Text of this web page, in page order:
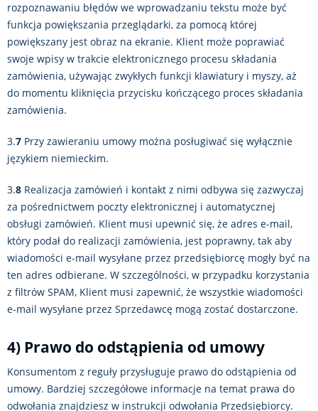
rozpoznawaniu błędów we wprowadzaniu tekstu może być
funkcja powiększania przeglądarki, za pomocą której
powiększany jest obraz na ekranie. Klient może poprawiać
swoje wpisy w trakcie elektronicznego procesu składania
zamówienia, używając zwykłych funkcji klawiatury i myszy, aż
do momentu kliknięcia przycisku kończącego proces składania
zamówienia.
3.7 Przy zawieraniu umowy można posługiwać się wyłącznie
językiem niemieckim.
3.8 Realizacja zamówień i kontakt z nimi odbywa się zazwyczaj
za pośrednictwem poczty elektronicznej i automatycznej
obsługi zamówień. Klient musi upewnić się, że adres e-mail,
który podał do realizacji zamówienia, jest poprawny, tak aby
wiadomości e-mail wysyłane przez przedsiębiorcę mogły być na
ten adres odbierane. W szczególności, w przypadku korzystania
z filtrów SPAM, Klient musi zapewnić, że wszystkie wiadomości
e-mail wysyłane przez Sprzedawcę mogą zostać dostarczone.
4) Prawo do odstąpienia od umowy
Konsumentom z reguły przysługuje prawo do odstąpienia od
umowy. Bardziej szczegółowe informacje na temat prawa do
odwołania znajdziesz w instrukcji odwołania Przedsiębiorcy.